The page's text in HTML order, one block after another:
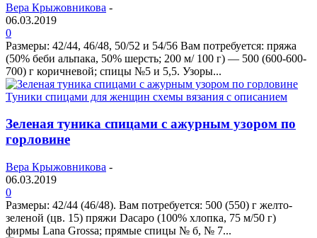
Вера Крыжовникова -
06.03.2019
0
Размеры: 42/44, 46/48, 50/52 и 54/56 Вам потребуется: пряжа
(50% беби альпака, 50% шерсть; 200 м/ 100 г) — 500 (600-600-
700) г коричневой; спицы №5 и 5,5. Узоры...
Туники спицами для женщин схемы вязания с описанием
Зеленая туника спицами с ажурным узором по
горловине
Вера Крыжовникова -
06.03.2019
0
Размеры: 42/44 (46/48). Вам потребуется: 500 (550) г желто-
зеленой (цв. 15) пряжи Dacapo (100% хлопка, 75 м/50 г)
фирмы Lana Grossa; прямые спицы № б, № 7...